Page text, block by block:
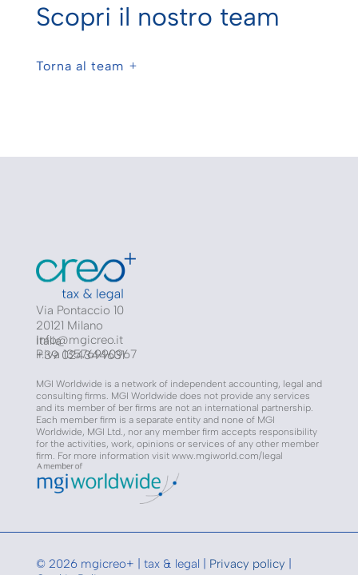
Scopri il nostro team
Torna al team
Via Pontaccio 10
20121 Milano
Italia
info@mgicreo.it
+39 024344631
P.iva13576990967
MGI Worldwide is a network of independent accounting, legal and
consulting firms. MGI Worldwide does not provide any services
and its member of ber firms are not an international partnership.
Each member firm is a separate entity and none of MGI
Worldwide, MGI Ltd., nor any member firm accepts responsibility
for the activities, work, opinions or services of any other member
firm. For more information visit www.mgiworld.com/legal
© 2026 mgicreo+ | tax & legal | Privacy policy